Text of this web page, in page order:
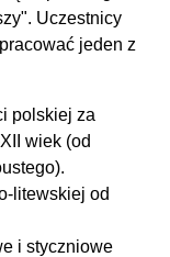
Uczestnicy
jeden z
polskiej za
wiek (od
litewskiej od
i styczniowe